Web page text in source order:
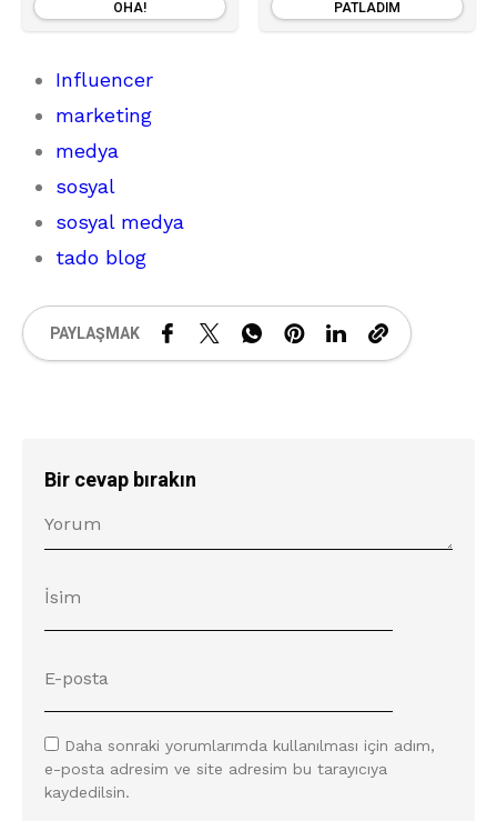
OHA! PATLADIM
Influencer
marketing
medya
sosyal
sosyal medya
tado blog
PAYLAŞMAK
Bir cevap bırakın
Daha sonraki yorumlarımda kullanılması için adım,
e-posta adresim ve site adresim bu tarayıcıya
kaydedilsin.